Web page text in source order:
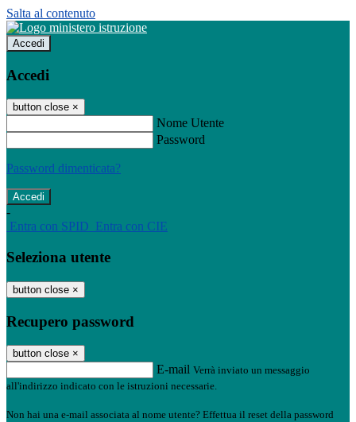
Salta al contenuto
Accedi
Accedi
button close ×
Nome Utente
Password
Password dimenticata?
-
Entra con SPID Entra con CIE
Seleziona utente
button close ×
Recupero password
button close ×
E-mail Verrà inviato un messaggio
all'indirizzo indicato con le istruzioni necessarie.
Non hai una e-mail associata al nome utente? Effettua il reset della password